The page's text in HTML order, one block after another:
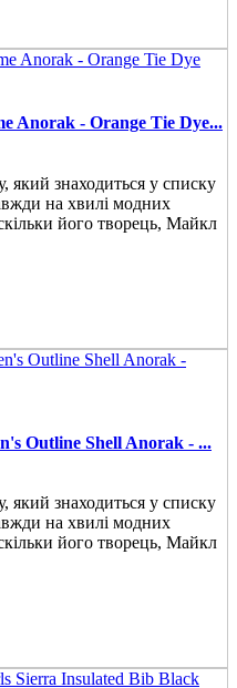
Anorak - Orange Tie Dye...
який знаходиться у списку
на хвилі модних
його творець, Майкл
Outline Shell Anorak - ...
який знаходиться у списку
на хвилі модних
його творець, Майкл